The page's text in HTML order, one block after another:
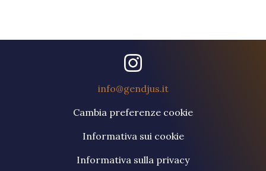
info@gendjus.it
Cambia preferenze cookie
Informativa sui cookie
Informativa sulla privacy